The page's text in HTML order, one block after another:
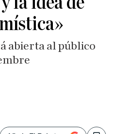
abierta al público